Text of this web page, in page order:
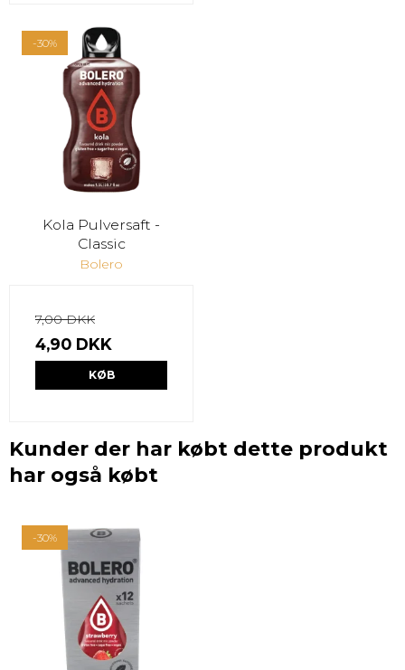
-30%
Kola Pulversaft -
Classic
Bolero
7,00 DKK
4,90 DKK
KØB
Kunder der har købt dette produkt
har også købt
-30%